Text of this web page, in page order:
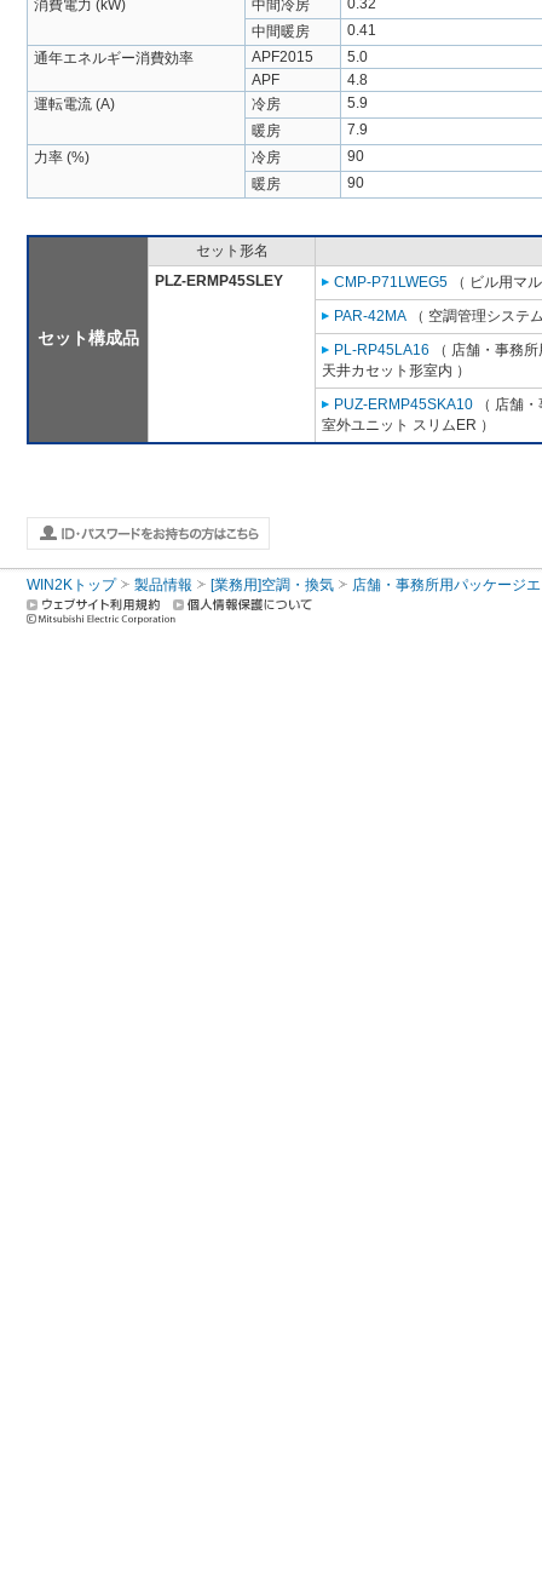
消費電力 (kW)
中間冷房
0.32
中間暖房
0.41
通年エネルギー消費効率
APF2015
5.0
APF
4.8
運転電流 (A)
冷房
5.9
暖房
7.9
力率 (%)
冷房
90
暖房
90
セット構成品
セット形名
PLZ-ERMP45SLEY
CMP-P71LWEG5 （ ビル用マ
PAR-42MA （ 空調管理システ
PL-RP45LA16 （ 店舗・事務
天井カセット形室内 ）
PUZ-ERMP45SKA10 （ 店舗
室外ユニット スリムER ）
WIN2Kトップ 製品情報 [業務用]空調・換気 店舗・事務所用パッケージ